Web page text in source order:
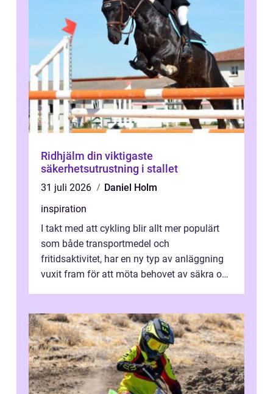
Ridhjälm din viktigaste
säkerhetsutrustning i stallet
31 juli 2026
Daniel Holm
inspiration
I takt med att cykling blir allt mer populärt
som både transportmedel och
fritidsaktivitet, har en ny typ av anläggning
vuxit fram för att möta behovet av säkra och